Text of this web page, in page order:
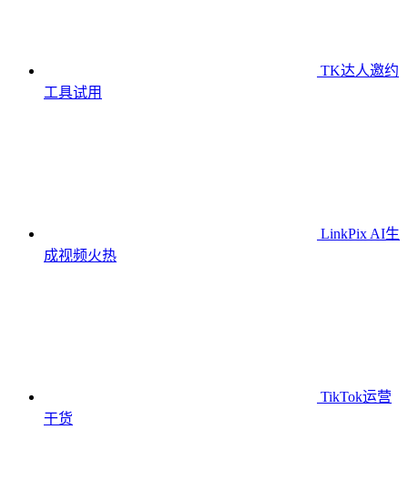
TK达人邀约
工具试用
LinkPix AI生
成视频火热
TikTok运营
干货